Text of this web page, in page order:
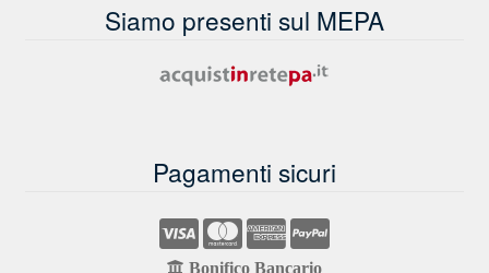
Siamo presenti sul MEPA
Pagamenti sicuri
Bonifico Bancario